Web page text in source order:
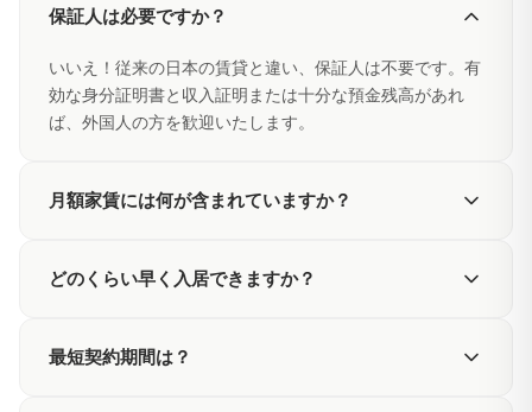
保証人は必要ですか？
いいえ！従来の日本の賃貸と違い、保証人は不要です。有
効な身分証明書と収入証明または十分な預金残高があれ
ば、外国人の方を歓迎いたします。
月額家賃には何が含まれていますか？
ス）、高速WiFi、建物管理費、基本的な家具が含まれま
どのくらい早く入居できますか？
支払いが確認でき次第、24時間以内に鍵をお渡しして入
最短契約期間は？